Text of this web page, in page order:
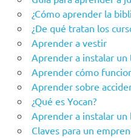
¿Cómo aprender la
¿De qué tratan los
Aprender a vestir
Aprender a instalar
Aprender cómo
Aprender sobre
¿Qué es Yocan?
Aprender a instalar un
Claves para un